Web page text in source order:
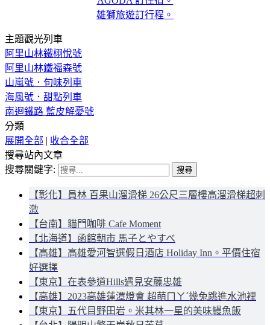
雄獅旅遊訂行程。
主題觀光列車
阿里山林鐵栩悅號
阿里山林鐵福森號
山嵐號．旬味列車
海風號．甜點列車
南迴鐵路 藍皮解憂號
分類
展開全部 | 收合全部
搜尋站內文章
搜尋關鍵字:
【彰化】員林 百果山溜滑梯 26公尺三層樓高溜滑梯超刺
激
【台南】貓門咖啡 Cafe Moment
【北海道】函館朝市 馬子とやすべ
【高雄】高雄愛河智選假日酒店 Holiday Inn。平價住宿
好選擇
【東京】在表參道Hills遇見安藤忠雄
【高雄】2023高雄蓮潭燈會 超萌ㄇㄚˊ幾兔跳進水池裡
【東京】五代目野田岩。米其林一星的美味鰻魚飯